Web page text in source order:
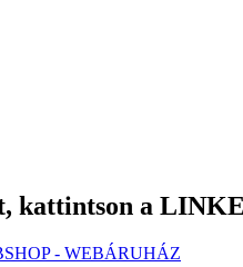
kattintson a
- WEBÁRUHÁZ